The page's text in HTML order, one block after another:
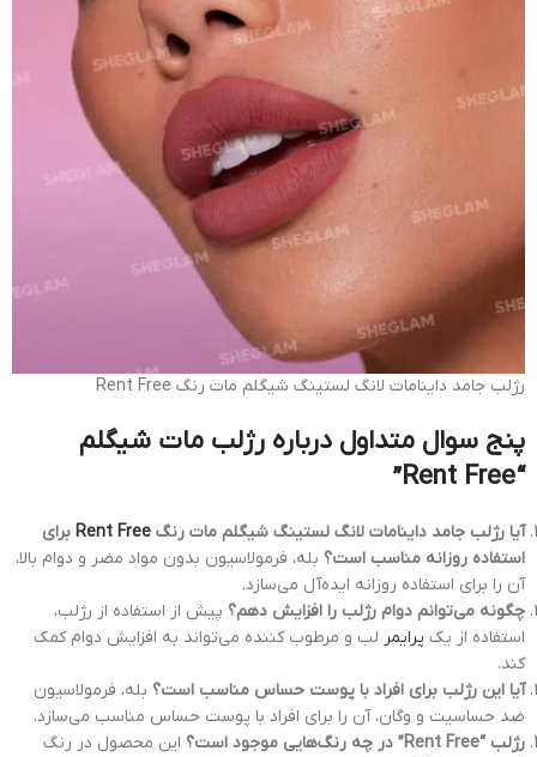
رژلب جامد داینامات لانگ لستینگ شیگلم مات رنگ Rent Free
پنج سوال متداول درباره رژلب مات شیگلم
“Rent Free”
آیا رژلب جامد داینامات لانگ لستینگ شیگلم مات رنگ Rent Free برای
استفاده روزانه مناسب است؟ بله، فرمولاسیون بدون مواد مضر و دوام بالا،
آن را برای استفاده روزانه ایده‌آل می‌سازد.
چگونه می‌توانم دوام رژلب را افزایش دهم؟ پیش از استفاده از رژلب،
استفاده از یک پرایمر لب و مرطوب کننده می‌تواند به افزایش دوام کمک
کند.
آیا این رژلب برای افراد با پوست حساس مناسب است؟ بله، فرمولاسیون
ضد حساسیت و وگان، آن را برای افراد با پوست حساس مناسب می‌سازد.
رژلب “Rent Free” در چه رنگ‌هایی موجود است؟
این محصول در رنگ